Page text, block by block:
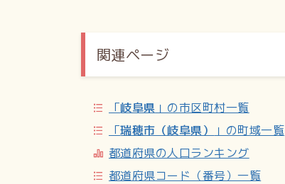
関連ページ
「岐阜県 」の市区町村一覧
「瑞穂市（岐阜県）
」の町域一覧
都道府県の人口ランキング
都道府県コード（番号）一覧